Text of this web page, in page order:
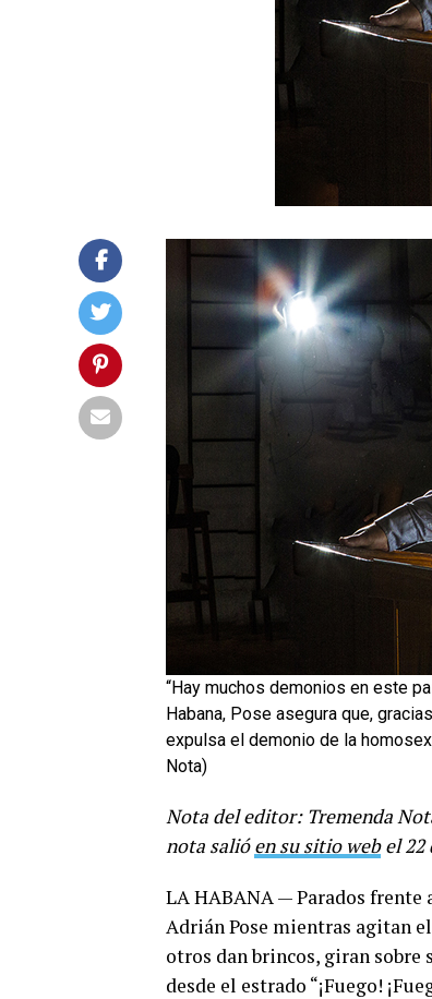
“Hay muchos demonios en este
Habana, Pose asegura que,
expulsa el demonio de la
Nota)
Nota del editor: Tremenda
nota salióen su sitio webel 22
LA HABANA — Parados frente
Adrián Pose mientras agitan
otros dan brincos, giran
desde el estrado “¡Fuego!